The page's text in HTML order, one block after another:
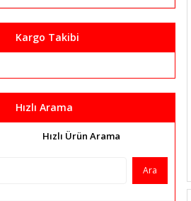
Kargo Takibi
Hızlı Arama
Hızlı Ürün Arama
Ara